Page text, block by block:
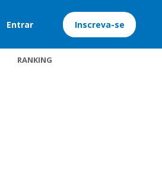
Entrar Inscreva-se
RANKING